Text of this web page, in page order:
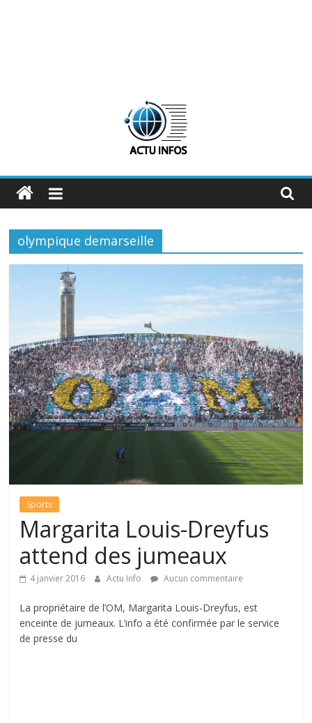
ActuInfos
De
des
infos
olympique demarseille
Sports
Margarita Louis-Dreyfus
attend des jumeaux
4 janvier 2016 Actu Info Aucun commentaire
La propriétaire de l’OM, Margarita Louis-Dreyfus, est
enceinte de jumeaux. L’info a été confirmée par le service
de presse du